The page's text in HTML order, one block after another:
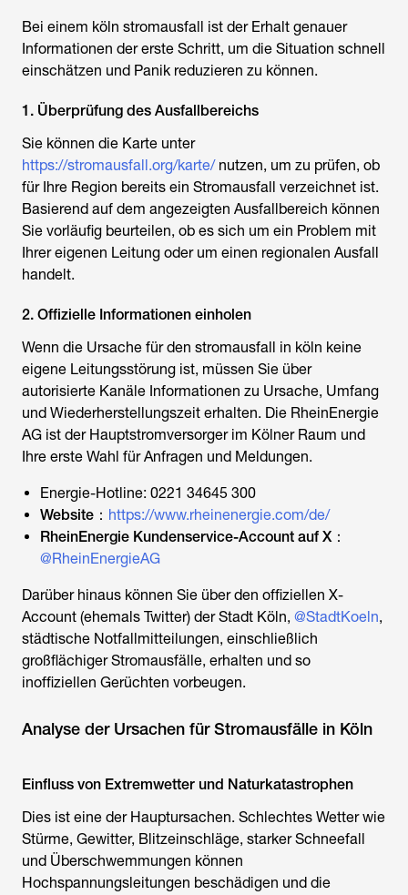
Bei einem köln stromausfall ist der Erhalt genauer
Informationen der erste Schritt, um die Situation schnell
einschätzen und Panik reduzieren zu können.
1. Überprüfung des Ausfallbereichs
Sie können die Karte unter
https://stromausfall.org/karte/nutzen, um zu prüfen, ob
für Ihre Region bereits ein Stromausfall verzeichnet ist.
Basierend auf dem angezeigten Ausfallbereich können
Sie vorläufig beurteilen, ob es sich um ein Problem mit
Ihrer eigenen Leitung oder um einen regionalen Ausfall
handelt.
2. Offizielle Informationen einholen
Wenn die Ursache für den stromausfall in köln keine
eigene Leitungsstörung ist, müssen Sie über
autorisierte Kanäle Informationen zu Ursache, Umfang
und Wiederherstellungszeit erhalten. Die RheinEnergie
AG ist der Hauptstromversorger im Kölner Raum und
Ihre erste Wahl für Anfragen und Meldungen.
Energie-Hotline: 0221 34645 300
Website： https://www.rheinenergie.com/de/
RheinEnergie Kundenservice-Account auf X：
@RheinEnergieAG
Darüber hinaus können Sie über den offiziellen X-
Account (ehemals Twitter) der Stadt Köln, @StadtKoeln,
städtische Notfallmitteilungen, einschließlich
großflächiger Stromausfälle, erhalten und so
inoffiziellen Gerüchten vorbeugen.
Analyse der Ursachen für Stromausfälle in Köln
Einfluss von Extremwetter und Naturkatastrophen
Dies ist eine der Hauptursachen. Schlechtes Wetter wie
Stürme, Gewitter, Blitzeinschläge, starker Schneefall
und Überschwemmungen können
Hochspannungsleitungen beschädigen und die